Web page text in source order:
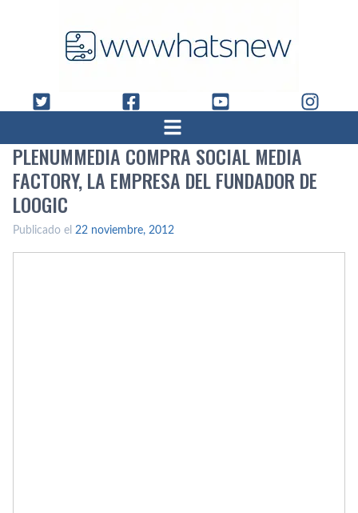
PLENUMMEDIA COMPRA SOCIAL MEDIA
FACTORY, LA EMPRESA DEL FUNDADOR DE
LOOGIC
Publicado el 22 noviembre, 2012